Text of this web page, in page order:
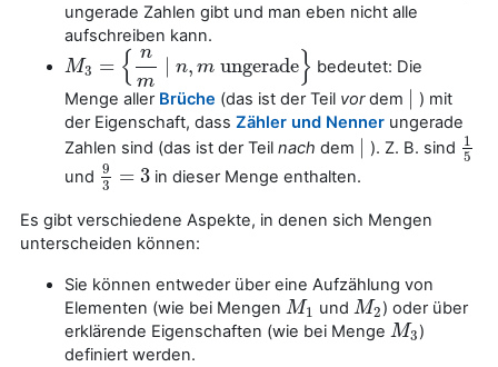
ungerade Zahlen gibt und man eben nicht alle
aufschreiben kann.
M3 = { n
m
| n, m ungerade}
M3= {n m n,m ungerade}
bedeutet: Die
Menge aller Brüche (das ist der Teil vordem | ) mit
der Eigenschaft, dass Zähler und Nenner ungerade
Zahlen sind (das ist der Teil nach dem | ). Z. B. sind 1
5
15
und 9
3
= 3
93 =3 in dieser Menge enthalten.
Es gibt verschiedene Aspekte, in denen sich Mengen
unterscheiden können:
Sie können entweder über eine Aufzählung von
Elementen (wie bei Mengen M1
M1 undM2
M2 ) oder über
erklärende Eigenschaften (wie bei Menge M3
M3 )
definiert werden.